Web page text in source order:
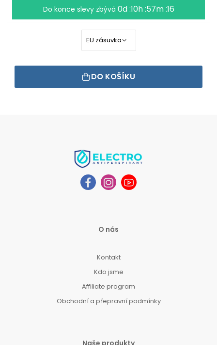
Do konce slevy zbývá 0d :10h :57m :16
DO KOŠÍKU
O nás
Kontakt
Kdo jsme
Affiliate program
Obchodní a přepravní podmínky